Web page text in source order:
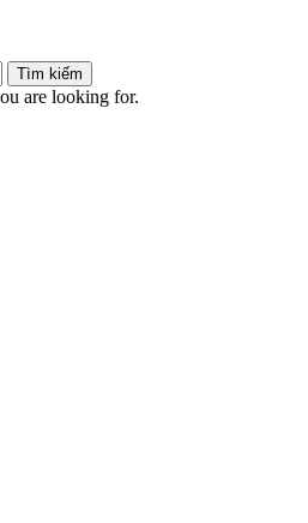
Tìm kiếm
are looking for.